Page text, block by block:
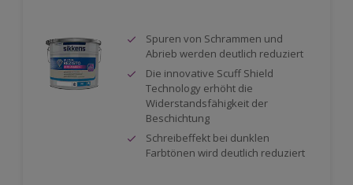
Spuren von Schrammen und
Abrieb werden deutlich reduziert
Die innovative Scuff Shield
Technology erhöht die
Widerstandsfähigkeit der
Beschichtung
Schreibeffekt bei dunklen
Farbtönen wird deutlich reduziert